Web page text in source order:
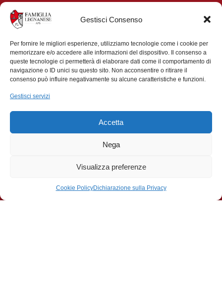
Gestisci Consenso
Per fornire le migliori esperienze, utilizziamo tecnologie come i cookie per
memorizzare e/o accedere alle informazioni del dispositivo. Il consenso a
queste tecnologie ci permetterà di elaborare dati come il comportamento di
navigazione o ID unici su questo sito. Non acconsentire o ritirare il
consenso può influire negativamente su alcune caratteristiche e funzioni.
Gestisci servizi
Accetta
Nega
Visualizza preferenze
Cookie PolicyDichiarazione sulla Privacy
Contatti
Via Giacomo Matteotti, 3
Legnano (MI)
segreteria@famiglialegnanese.com
Social
Diventa Socio
Diventare socio è il momento che rende orgogliosi di un